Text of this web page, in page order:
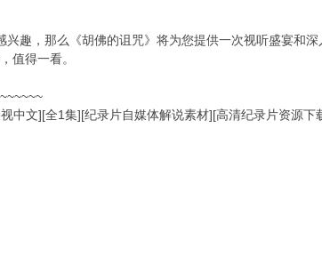
趣，那么《胡佛的诅咒》将为您提供一次视听盛宴和
值得一看。
中文][全1集][纪录片自媒体解说素材][高清纪录片资源下